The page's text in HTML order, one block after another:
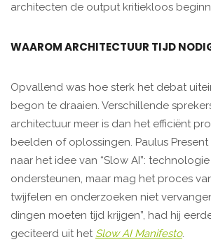
architecten de output kritiekloos
WAAROM ARCHITECTUUR TIJD
Opvallend was hoe sterk het debat
begon te draaien. Verschillende
architectuur meer is dan het efficiënt
beelden of oplossingen. Paulus
naar het idee van “Slow AI”:
ondersteunen, maar mag het proces
twijfelen en onderzoeken niet
dingen moeten tijd krijgen”, had hij
geciteerd uit het Slow AI Manifesto.